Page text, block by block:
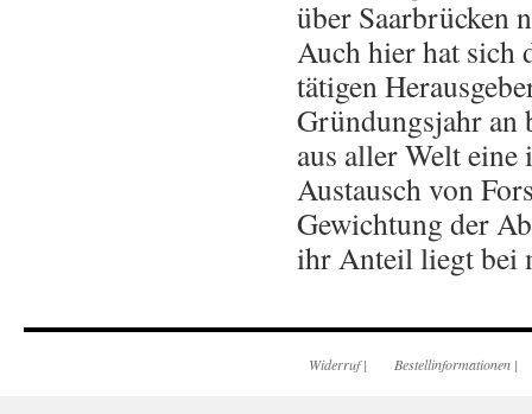
über Saarbrücken
Auch hier hat sich
tätigen
Gründungsjahr an
aus aller Welt
Austausch von
Gewichtung der
ihr Anteil liegt bei
Widerruf| Bestellinformationen |